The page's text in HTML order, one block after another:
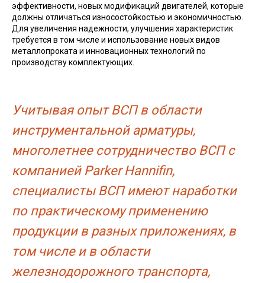
эффективности, новых модификаций двигателей, которые
должны отличаться износостойкостью и экономичностью.
Для увеличения надежности, улучшения характеристик
требуется в том числе и использование новых видов
металлопроката и инновационных технологий по
производству комплектующих.
Учитывая опыт ВСП в области
инструментальной арматуры,
многолетнее сотрудничество ВСП с
компанией Parker Hannifin,
специалисты ВСП имеют наработки
по практическому применению
продукции в разных приложениях, в
том числе и в области
железнодорожного транспорта,